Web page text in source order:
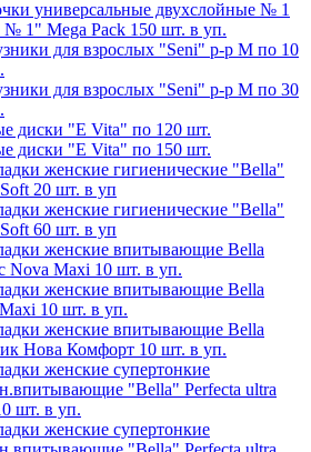
универсальные двухслойные № 1
№ 1" Mega Pack 150 шт. в уп.
для взрослых "Seni" р-р М по 10
для взрослых "Seni" р-р М по 30
диски "E Vita" по 120 шт.
диски "E Vita" по 150 шт.
женские гигиенические "Bella"
20 шт. в уп
женские гигиенические "Bella"
60 шт. в уп
женские впитывающие Bella
Nova Maxi 10 шт. в уп.
женские впитывающие Bella
10 шт. в уп.
женские впитывающие Bella
Нова Комфорт 10 шт. в уп.
женские супертонкие
"Bella" Perfecta ultra
шт. в уп.
женские супертонкие